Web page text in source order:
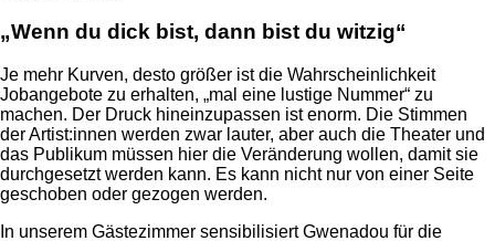
„Wenn du dick bist, dann bist du witzig“
Je mehr Kurven, desto größer ist die Wahrscheinlichkeit
Jobangebote zu erhalten, „mal eine lustige Nummer“ zu
machen. Der Druck hineinzupassen ist enorm. Die Stimmen
der Artist:innen werden zwar lauter, aber auch die Theater und
das Publikum müssen hier die Veränderung wollen, damit sie
durchgesetzt werden kann. Es kann nicht nur von einer Seite
geschoben oder gezogen werden.
In unserem Gästezimmer sensibilisiert Gwenadou für die